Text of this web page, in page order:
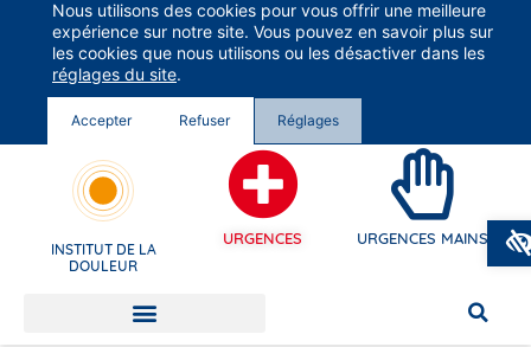
Groupe Vivalto Santé
Entre nous, la vie
INSTITUT DE LA
DOULEUR
URGENCES URGENCES MAINS
Nous utilisons des cookies pour vous offrir une meilleure
expérience sur notre site. Vous pouvez en savoir plus sur
les cookies que nous utilisons ou les désactiver dans les
réglages du site.
Accepter Refuser Réglages